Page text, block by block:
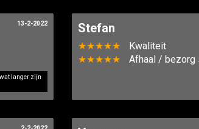
langer zijn
13-2-2022 Stefan
★★★★★
Kwaliteit
★★★★★
Afhaal / bezorg